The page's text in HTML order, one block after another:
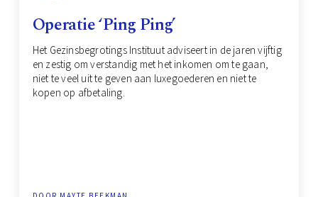
Operatie ‘Ping Ping’
Het Gezinsbegrotings Instituut adviseert in de jaren vijftig
en zestig om verstandig met het inkomen om te gaan,
niet te veel uit te geven aan luxegoederen en niet te
kopen op afbetaling.